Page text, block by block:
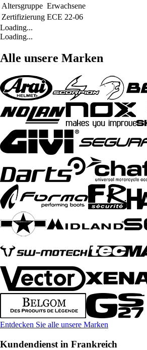
Altersgruppe Erwachsene
Zertifizierung ECE 22-06
Loading...
Loading...
Alle unsere Marken
Entdecken Sie alle unsere Marken
Kundendienst in Frankreich